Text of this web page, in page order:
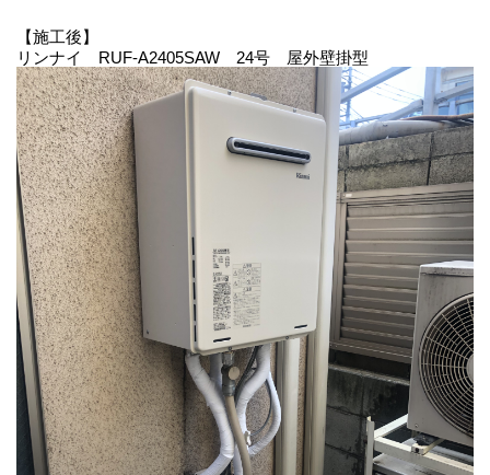
【施工後】
リンナイ RUF-A2405SAW 24号 屋外壁掛型